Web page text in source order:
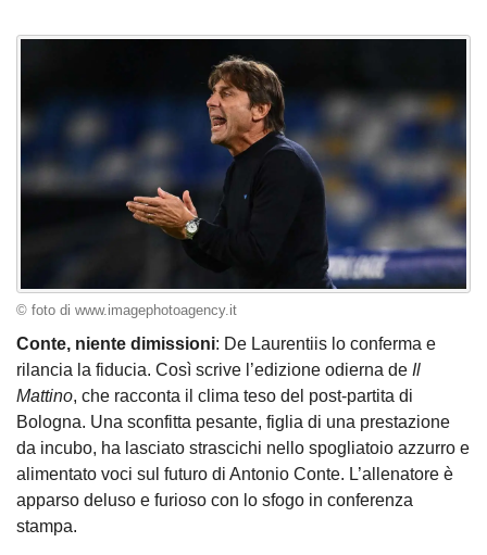
© foto di www.imagephotoagency.it
Conte, niente dimissioni: De Laurentiis lo conferma e
rilancia la fiducia. Così scrive l’edizione odierna de Il
Mattino, che racconta il clima teso del post-partita di
Bologna. Una sconfitta pesante, figlia di una prestazione
da incubo, ha lasciato strascichi nello spogliatoio azzurro e
alimentato voci sul futuro di Antonio Conte. L’allenatore è
apparso deluso e furioso con lo sfogo in conferenza
stampa.